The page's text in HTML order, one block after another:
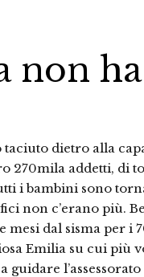
non
taciuto dietro alla
270mila addetti, di
i bambini sono
non c’erano più.
mesi dal sisma per
Emilia su cui più
guidare